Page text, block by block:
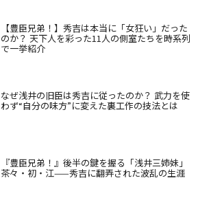
【豊臣兄弟！】秀吉は本当に「女狂い」だった
のか？ 天下人を彩った11人の側室たちを時系列
で一挙紹介
なぜ浅井の旧臣は秀吉に従ったのか？ 武力を使
わず“自分の味方”に変えた裏工作の技法とは
『豊臣兄弟！』後半の鍵を握る「浅井三姉妹」
茶々・初・江——秀吉に翻弄された波乱の生涯